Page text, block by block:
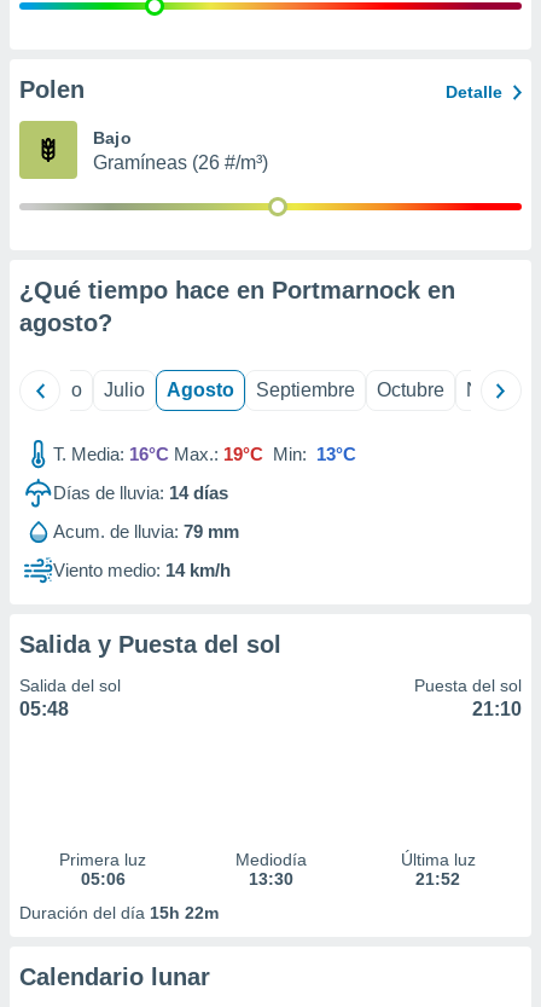
publicidad
de
Polen Detalle
Bajo
Gramíneas (26 #/m³)
¿Qué tiempo hace en Portmarnock en
agosto?
Junio Julio Agosto Septiembre Octubre
T. Media: 16°C Max.: 19°C Min: 13°C
Días de lluvia: 14días
Acum. de lluvia: 79 mm
Viento medio: 14 km/h
Salida y Puesta del sol
Salida del sol
05:48
Puesta del sol
21:10
Primera luz
05:06
Mediodía
13:30
Última luz
21:52
Duración del día 15h 22m
Calendario lunar